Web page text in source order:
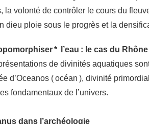
la volonté de contrôler le cours du
dieu ploie sous le progrès et la
* l’eau : le cas du Rhône
de divinités aquatiques
d’Oceanos ( océan ), divinité
fondamentaux de l’univers.
dans l’archéologie